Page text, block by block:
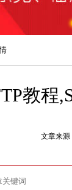
教程
文章来源